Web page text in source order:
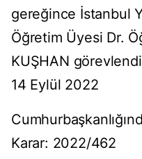
gereğince İstanbul
Öğretim Üyesi Dr.
KUŞHAN
14 Eylül 2022
Karar: 2022/462